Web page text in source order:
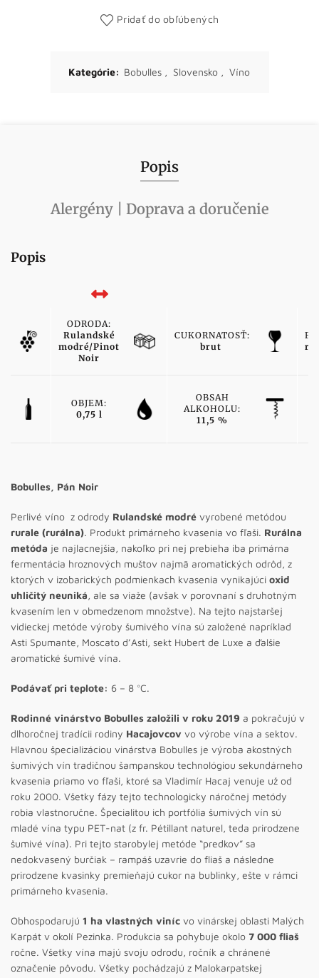
Pridať do obľúbených
Kategórie: Bobulles , Slovensko , Víno
Popis
Alergény | Doprava a doručenie
Popis
ODRODA:
Rulandské
modré/Pinot
Noir
CUKORNATOSŤ:
brut
OBJEM:
0,75 l
OBSAH
ALKOHOLU:
11,5 %
Bobulles, Pán Noir
Perlivé víno z odrody Rulandské modré vyrobené metódou
rurale (rurálna). Produkt primárneho kvasenia vo fľaši. Rurálna
metóda je najlacnejšia, nakoľko pri nej prebieha iba primárna
fermentácia hroznových muštov najmä aromatických odrôd, z
ktorých v izobarických podmienkach kvasenia vynikajúci oxid
uhličitý neuniká, ale sa viaže (avšak v porovnaní s druhotným
kvasením len v obmedzenom množstve). Na tejto najstaršej
vidieckej metóde výroby šumivého vína sú založené napríklad
Asti Spumante, Moscato d’Asti, sekt Hubert de Luxe a ďalšie
aromatické šumivé vína.
Podávať pri teplote: 6 – 8 °C.
Rodinné vinárstvo Bobulles založili v roku 2019 a pokračujú v
dlhoročnej tradícii rodiny Hacajovcov vo výrobe vína a sektov.
Hlavnou špecializáciou vinárstva Bobulles je výroba akostných
šumivých vín tradičnou šampanskou technológiou sekundárneho
kvasenia priamo vo fľaši, ktoré sa Vladimír Hacaj venuje už od
roku 2000. Všetky fázy tejto technologicky náročnej metódy
robia vlastnoručne. Špecialitou ich portfólia šumivých vín sú
mladé vína typu PET-nat (z fr. Pétillant naturel, teda prirodzene
šumivé vína). Pri tejto starobylej metóde “predkov” sa
nedokvasený burčiak – rampáš uzavrie do fliaš a následne
prirodzene kvasinky premieňajú cukor na bublinky, ešte v rámci
primárneho kvasenia.
Obhospodarujú 1 ha vlastných viníc vo vinárskej oblasti Malých
Karpát v okolí Pezinka. Produkcia sa pohybuje okolo 7 000 fliaš
ročne. Všetky vína majú svoju odrodu, ročník a chránené
označenie pôvodu. Všetky pochádzajú z Malokarpatskej